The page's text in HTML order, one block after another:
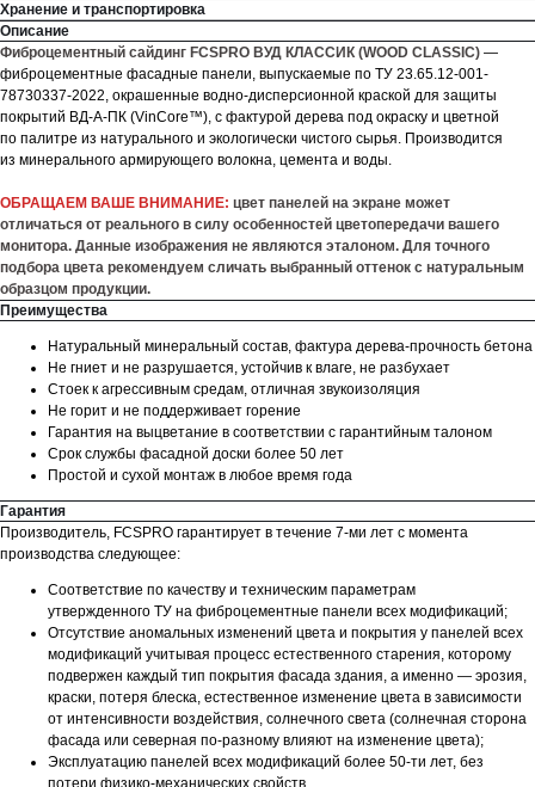
Хранение и транспортировка
Описание
Фиброцементный сайдинг FCSPRO ВУД КЛАССИК (WOOD CLASSIC) —
фиброцементные фасадные панели, выпускаемые по ТУ 23.65.12-001-
78730337-2022, окрашенные водно-дисперсионной краской для защиты
покрытий ВД-А-ПК (VinCore™), с фактурой дерева под окраску и цветной
по палитре из натурального и экологически чистого сырья. Производится
из минерального армирующего волокна, цемента и воды.
ОБРАЩАЕМ ВАШЕ ВНИМАНИЕ: цвет панелей на экране может
отличаться от реального в силу особенностей цветопередачи вашего
монитора. Данные изображения не являются эталоном. Для точного
подбора цвета рекомендуем сличать выбранный оттенок с натуральным
образцом продукции.
Преимущества
Натуральный минеральный состав, фактура дерева-прочность бетона
Не гниет и не разрушается, устойчив к влаге, не разбухает
Стоек к агрессивным средам, отличная звукоизоляция
Не горит и не поддерживает горение
Гарантия на выцветание в соответствии с гарантийным талоном
Срок службы фасадной доски более 50 лет
Простой и сухой монтаж в любое время года
Гарантия
Производитель, FCSPRO гарантирует в течение 7-ми лет с момента
производства следующее:
Соответствие по качеству и техническим параметрам
утвержденного ТУ на фиброцементные панели всех модификаций;
Отсутствие аномальных изменений цвета и покрытия у панелей всех
модификаций учитывая процесс естественного старения, которому
подвержен каждый тип покрытия фасада здания, а именно — эрозия,
краски, потеря блеска, естественное изменение цвета в зависимости
от интенсивности воздействия, солнечного света (солнечная сторона
фасада или северная по-разному влияют на изменение цвета);
Эксплуатацию панелей всех модификаций более 50-ти лет, без
потери физико-механических свойств.